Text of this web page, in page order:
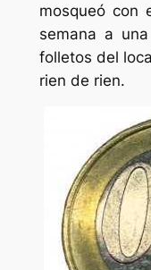
mosqueó con
semana a
folletos del
rien de rien.